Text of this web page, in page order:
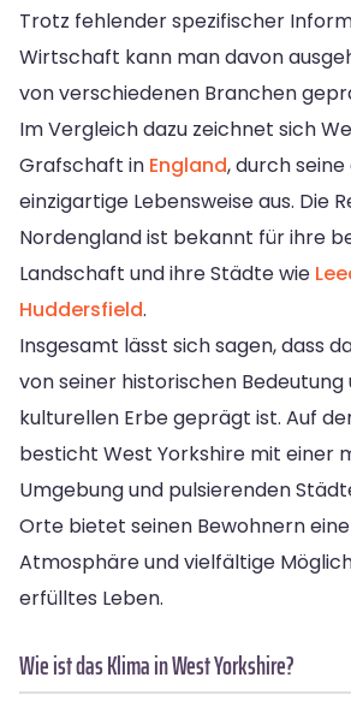
Trotz fehlender spezifischer
Wirtschaft kann man davon
von verschiedenen Branchen
Im Vergleich dazu zeichnet sich
Grafschaft in England, durch
einzigartige Lebensweise aus. Die
Nordengland ist bekannt für ihre
Landschaft und ihre Städte wie
Huddersfield.
Insgesamt lässt sich sagen, dass
von seiner historischen Bedeutung
kulturellen Erbe geprägt ist. Auf
besticht West Yorkshire mit einer
Umgebung und pulsierenden
Orte bietet seinen Bewohnern
Atmosphäre und vielfältige
erfülltes Leben.
Wie ist das Klima in West Yorkshire?